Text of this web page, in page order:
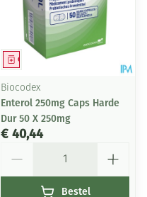
Geneesmiddel
Biocodex
Enterol 250mg Caps Harde
Dur 50 X 250mg
€ 40,44
Bestel